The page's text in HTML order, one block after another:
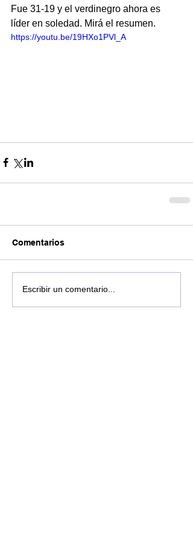
Fue 31-19 y el verdinegro ahora es
líder en soledad. Mirá el resumen.
https://youtu.be/19HXo1PVl_A
Comentarios
Escribir un comentario...